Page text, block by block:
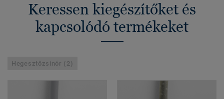
Keressen kiegészítőket és
kapcsolódó termékeket
Hegesztőzsinór (2)